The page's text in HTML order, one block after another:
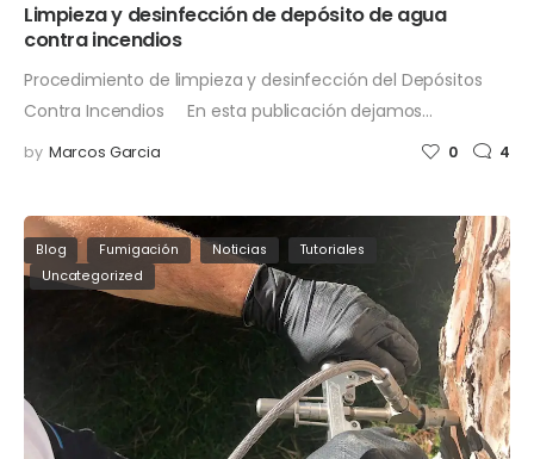
Limpieza y desinfección de depósito de agua
contra incendios
Procedimiento de limpieza y desinfección del Depósitos
Contra Incendios En esta publicación dejamos…
by Marcos Garcia 0 4
Blog Fumigación Noticias
Tutoriales
Uncategorized